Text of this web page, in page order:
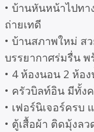
• บ้านหันหน้าไปท
ถ่ายเทดี
• บ้านสภาพใหม่ ส
บรรยากาศร่มรื่น พ
• 4 ห้องนอน 2 ห้อ
• ครัวบิลท์อิน มีทั้ง
• เฟอร์นิเจอร์ครบ
• ตู้เสื้อผ้า ติดมุ้งล